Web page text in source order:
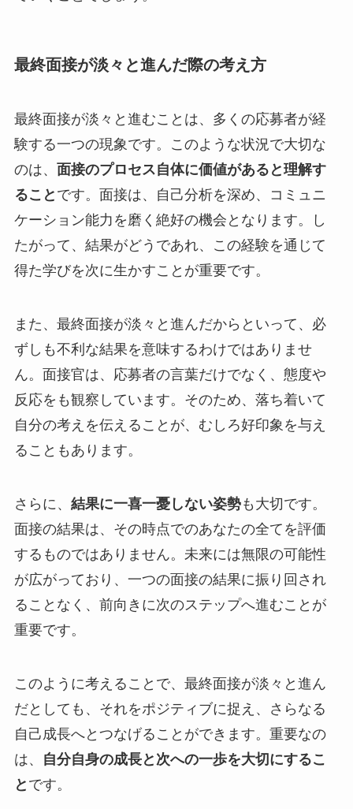
最終面接が淡々と進んだ際の考え方
最終面接が淡々と進むことは、多くの応募者が経
験する一つの現象です。このような状況で大切な
のは、 面接のプロセス自体に価値があると理解す
ること です。面接は、自己分析を深め、コミュニ
ケーション能力を磨く絶好の機会となります。し
たがって、結果がどうであれ、この経験を通じて
得た学びを次に生かすことが重要です。
また、最終面接が淡々と進んだからといって、必
ずしも不利な結果を意味するわけではありませ
ん。面接官は、応募者の言葉だけでなく、態度や
反応をも観察しています。そのため、落ち着いて
自分の考えを伝えることが、むしろ好印象を与え
ることもあります。
さらに、 結果に一喜一憂しない姿勢も大切です。
面接の結果は、その時点でのあなたの全てを評価
するものではありません。未来には無限の可能性
が広がっており、一つの面接の結果に振り回され
ることなく、前向きに次のステップへ進むことが
重要です。
このように考えることで、最終面接が淡々と進ん
だとしても、それをポジティブに捉え、さらなる
自己成長へとつなげることができます。重要なの
は、
自分自身の成長と次への一歩を大切にするこ
と です。